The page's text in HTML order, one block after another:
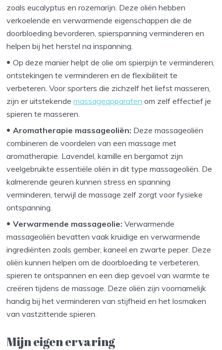
zoals eucalyptus en rozemarijn. Deze oliën hebben
verkoelende en verwarmende eigenschappen die de
doorbloeding bevorderen, spierspanning verminderen en
helpen bij het herstel na inspanning.
Op deze manier helpt de olie om spierpijn te verminderen,
ontstekingen te verminderen en de flexibiliteit te
verbeteren. Voor sporters die zichzelf het liefst masseren,
zijn er uitstekendemassageapparaten om zelf effectief je
spieren te masseren.
Aromatherapie massageoliën: Deze massageoliën
combineren de voordelen van een massage met
aromatherapie. Lavendel, kamille en bergamot zijn
veelgebruikte essentiële oliën in dit type massageoliën. De
kalmerende geuren kunnen stress en spanning
verminderen, terwijl de massage zelf zorgt voor fysieke
ontspanning.
Verwarmende massageolie: Verwarmende
massageoliën bevatten vaak kruidige en verwarmende
ingrediënten zoals gember, kaneel en zwarte peper. Deze
oliën kunnen helpen om de doorbloeding te verbeteren,
spieren te ontspannen en een diep gevoel van warmte te
creëren tijdens de massage. Deze oliën zijn voornamelijk
handig bij het verminderen van stijfheid en het losmaken
van vastzittende spieren.
Mijn eigen ervaring